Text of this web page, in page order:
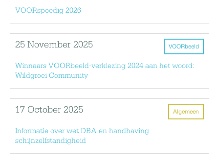
VOORspoedig 2026
VOORbeeld
25 November 2025
Winnaars VOORbeeld-verkiezing 2024 aan het woord:
Wildgroei Community
Algemeen
17 October 2025
Informatie over wet DBA en handhaving
schijnzelfstandigheid